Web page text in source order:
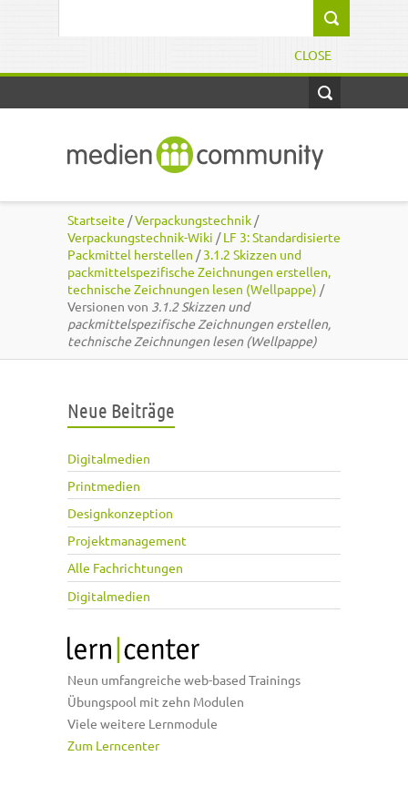
CLOSE
Startseite /Verpackungstechnik /
Verpackungstechnik-Wiki /LF 3: Standardisierte
Packmittel herstellen /3.1.2 Skizzen und
packmittelspezifische Zeichnungen erstellen,
technische Zeichnungen lesen (Wellpappe) /
Versionen von 3.1.2 Skizzen und
packmittelspezifische Zeichnungen erstellen,
technische Zeichnungen lesen (Wellpappe)
Neue Beiträge
Digitalmedien
Printmedien
Designkonzeption
Projektmanagement
Alle Fachrichtungen
Digitalmedien
Neun umfangreiche web-based Trainings
Übungspool mit zehn Modulen
Viele weitere Lernmodule
Zum Lerncenter